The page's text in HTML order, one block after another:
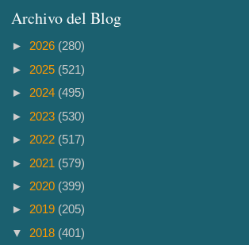
Archivo del Blog
► 2026 (280)
► 2025 (521)
► 2024 (495)
► 2023 (530)
► 2022 (517)
► 2021 (579)
► 2020 (399)
► 2019 (205)
▼ 2018 (401)